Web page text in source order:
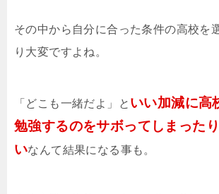
その中から自分に合った条件の高校を
り大変ですよね。
「どこも一緒だよ」と いい加減に高
勉強するのをサボってしまった
いなんて結果になる事も。